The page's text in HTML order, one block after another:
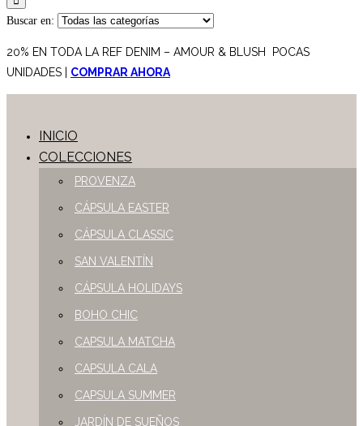
Buscar en:
20% EN TODA LA REF DENIM – AMOUR & BLUSH POCAS
UNIDADES | COMPRAR AHORA
INICIO
COLECCIONES
PROVENZA
CÁPSULA EASTER
CÁPSULA CLASSIC
SAN VALENTÍN
CÁPSULA HOLIDAYS
BOHO CHIC
CAPSULA MATCHA
CAPSULA CALA
CAPSULA SUMMER
JARDÍN DE SUEÑOS